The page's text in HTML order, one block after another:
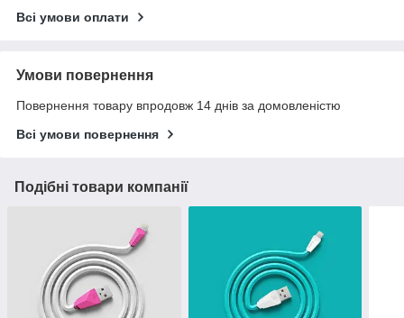
Всі умови оплати
Умови повернення
Повернення товару впродовж 14 днів за домовленістю
Всі умови повернення
Подібні товари компанії